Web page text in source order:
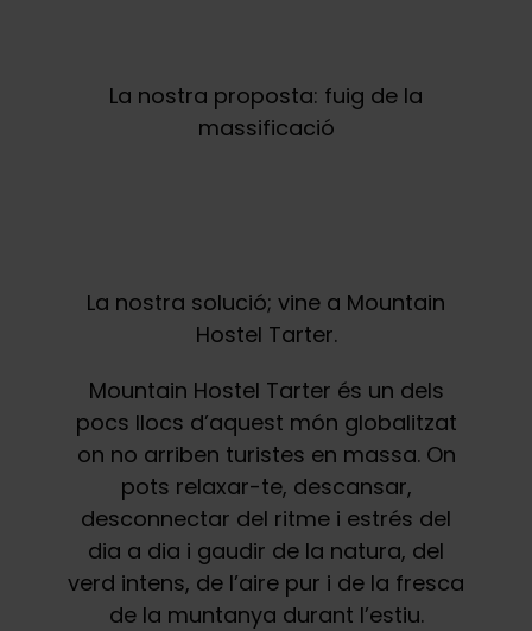
La nostra proposta: fuig de la
massificació
La nostra solució; vine a Mountain
Hostel Tarter.
Mountain Hostel Tarter és un dels
pocs llocs d’aquest món globalitzat
on no arriben turistes en massa. On
pots relaxar-te, descansar,
desconnectar del ritme i estrés del
dia a dia i gaudir de la natura, del
verd intens, de l’aire pur i de la fresca
de la muntanya durant l’estiu.